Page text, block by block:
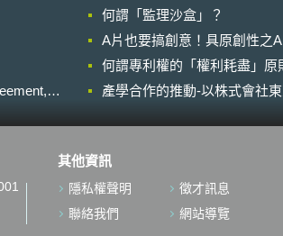
，如同
不同。
這項法
們可以
大麻而
這部法案
疑。因為
法案，推
在大麻
雇主不得
大麻，或
有或散
妥善利用大量知識，將創新潛
為現實的經濟增長，從而促
榮，解決社會挑戰。該報告
建議：(1)將歐盟及成員國的預
考慮投入研發創新，將下一
發創新計畫的預算提高一倍；
投入未來教育培訓，投資創
發創新計畫，堅持目標、完
統以增加計畫靈活度；(5)採取
向、焦點式措施應對全球挑戰
歐盟資金分配更加合理，實現
何謂「監理沙盒」？
A片也要搞創意！具原創性之
何謂專利權的「權利耗盡」原
產學合作的推動-以株式會社
其他資訊
隱私權聲明
徵才訊息
聯絡我們
網站導覽